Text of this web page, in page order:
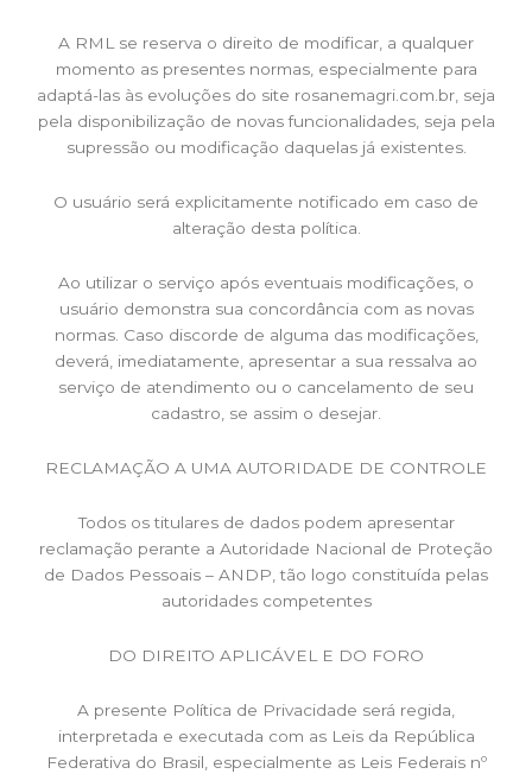
A RML se reserva o direito de modificar, a qualquer
momento as presentes normas, especialmente para
adaptá-las às evoluções do site rosanemagri.com.br, seja
pela disponibilização de novas funcionalidades, seja pela
supressão ou modificação daquelas já existentes.
O usuário será explicitamente notificado em caso de
alteração desta política.
Ao utilizar o serviço após eventuais modificações, o
usuário demonstra sua concordância com as novas
normas. Caso discorde de alguma das modificações,
deverá, imediatamente, apresentar a sua ressalva ao
serviço de atendimento ou o cancelamento de seu
cadastro, se assim o desejar.
RECLAMAÇÃO A UMA AUTORIDADE DE CONTROLE
Todos os titulares de dados podem apresentar
reclamação perante a Autoridade Nacional de Proteção
de Dados Pessoais – ANDP, tão logo constituída pelas
autoridades competentes
DO DIREITO APLICÁVEL E DO FORO
A presente Política de Privacidade será regida,
interpretada e executada com as Leis da República
Federativa do Brasil, especialmente as Leis Federais nº